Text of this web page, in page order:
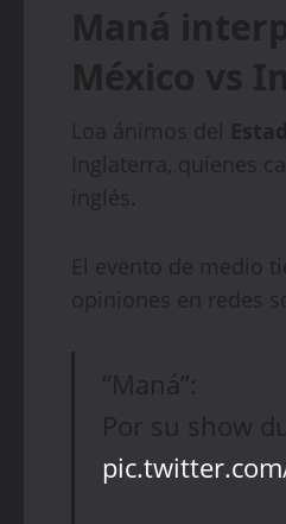
Maná
México vs
Loa ánimos del
Inglaterra, quienes
inglés.
El evento de medio
opiniones en redes
“Maná”:
Por su show